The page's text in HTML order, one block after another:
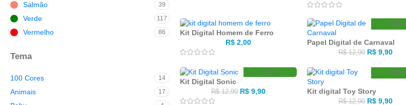
Salmão 39
Verde 117
Vermelho 86
Tema
100 Cores 14
Animais 17
Kit Digital Homem de Ferro
R$ 2,00
-23%
Papel Digital de Carnaval
R$12,90 R$ 9,90
-23%
Kit Digital Sonic
R$12,90 R$ 9,90
-23%
Kit digital Toy Story
R$12,90 R$ 9,90